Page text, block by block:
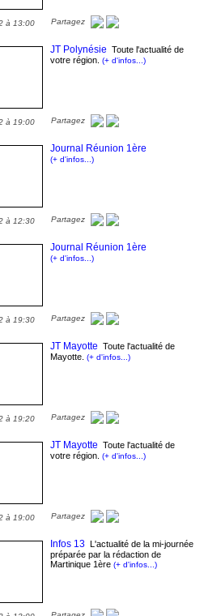
à 13:00 Partagez
JT Polynésie Toute l'actualité de
votre région. (+ d'infos...)
à 19:00 Partagez
Journal Réunion 1ère
(+ d'infos...)
à 12:30 Partagez
Journal Réunion 1ère
(+ d'infos...)
à 19:30 Partagez
JT Mayotte Toute l'actualité de
Mayotte. (+ d'infos...)
à 19:20 Partagez
JT Mayotte Toute l'actualité de
votre région. (+ d'infos...)
à 19:00 Partagez
Infos 13 L'actualité de la mi-journée
préparée par la rédaction de
Martinique 1ère (+ d'infos...)